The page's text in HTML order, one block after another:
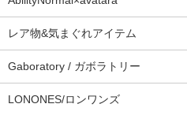
レア物&気まぐれアイテム
Gaboratory / ガボラトリー
LONONES/ロンワンズ